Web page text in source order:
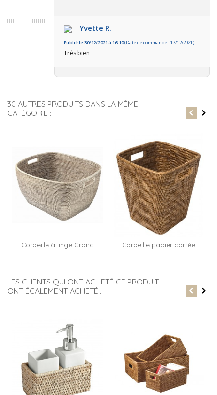
Yvette R.
Publié le 30/12/2021 à 16:10(Date de commande : 17/12/2021)
Très bien
30 AUTRES PRODUITS DANS LA MÊME
CATÉGORIE :
Corbeille à linge Grand
Corbeille papier carrée
LES CLIENTS QUI ONT ACHETÉ CE PRODUIT
ONT ÉGALEMENT ACHETÉ...